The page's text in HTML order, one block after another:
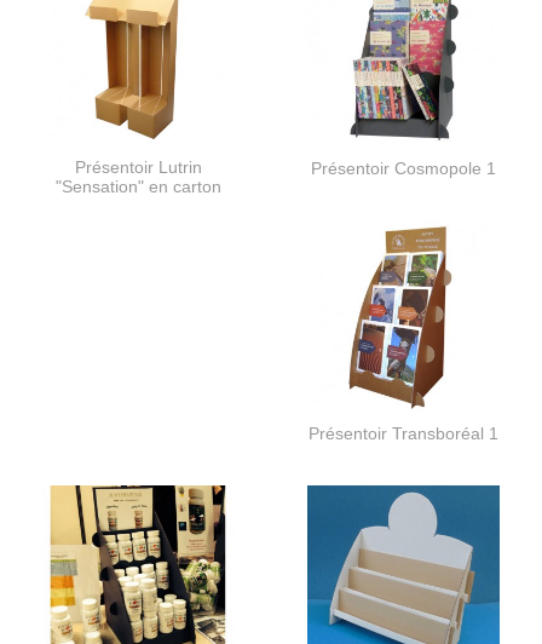
Présentoir Lutrin
"Sensation" en carton
Présentoir Cosmopole 1
Présentoir Transboréal 1